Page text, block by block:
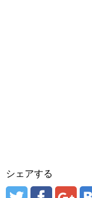
シェアする